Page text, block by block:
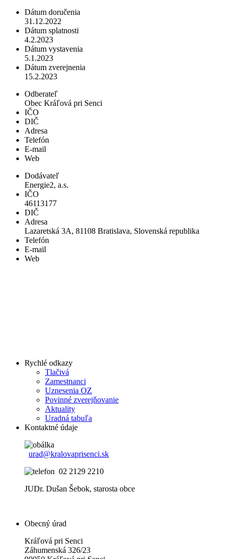
Dátum doručenia
31.12.2022
Dátum splatnosti
4.2.2023
Dátum vystavenia
5.1.2023
Dátum zverejnenia
15.2.2023
Odberateľ
Obec Kráľová pri Senci
IČO
DIČ
Adresa
Telefón
E-mail
Web
Dodávateľ
Energie2, a.s.
IČO
46113177
DIČ
Adresa
Lazaretská 3A, 81108 Bratislava, Slovenská republika
Telefón
E-mail
Web
Rychlé odkazy
Tlačivá
Zamestnanci
Uznesenia OZ
Povinné zverejňovanie
Aktuality
Uradná tabuľa
Kontaktné údaje
urad@kralovaprisenci.sk
02 2129 2210
JUDr. Dušan Šebok, starosta obce
Obecný úrad
Kráľová pri Senci
Záhumenská 326/23